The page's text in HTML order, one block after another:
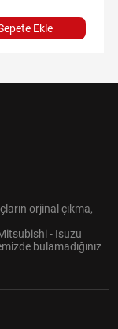
Ekle
orjinal çıkma,
- Isuzu
bulamadığınız